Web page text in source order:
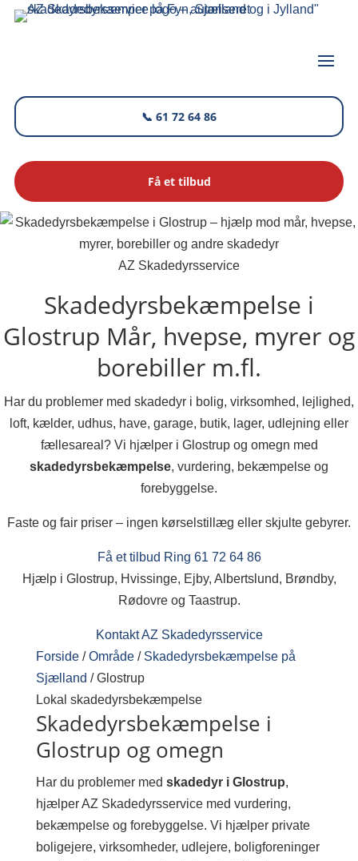
📞 61 72 64 86
Få et tilbud
AZ Skadedyrsservice
Skadedyrsbekæmpelse i
Glostrup Mår, hvepse, myrer og
borebiller m.fl.
Har du problemer med skadedyr i bolig, virksomhed, lejlighed,
loft, kælder, udhus, have, garage, butik, lager, udlejning eller
fællesareal? Vi hjælper i Glostrup og omegn med
skadedyrsbekæmpelse, vurdering, bekæmpelse og
forebyggelse.
Faste og fair priser – ingen kørselstillæg eller skjulte gebyrer.
Få et tilbud Ring 61 72 64 86
Hjælp i Glostrup, Hvissinge, Ejby, Albertslund, Brøndby,
Rødovre og Taastrup.
Kontakt AZ Skadedyrsservice
Forside / Område / Skadedyrsbekæmpelse på
Sjælland / Glostrup
Lokal skadedyrsbekæmpelse
Skadedyrsbekæmpelse i
Glostrup og omegn
Har du problemer med skadedyr i Glostrup,
hjælper AZ Skadedyrsservice med vurdering,
bekæmpelse og forebyggelse. Vi hjælper private
boligejere, virksomheder, udlejere, boligforeninger